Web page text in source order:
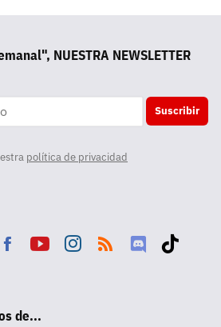
NUESTRA NEWSLETTER
Suscribir
política de privacidad
ok de...